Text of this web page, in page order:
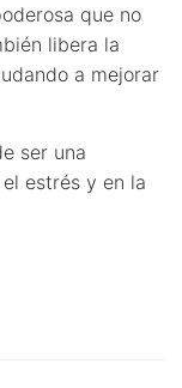
que no
libera la
a mejorar
ser una
estrés y en la